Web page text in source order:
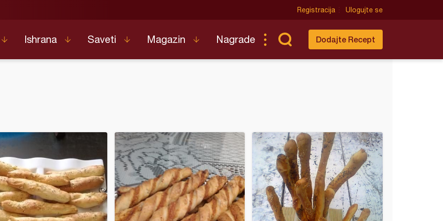
Registracija Ulogujte se
Ishrana Saveti Magazin Nagrade Dodajte Recept